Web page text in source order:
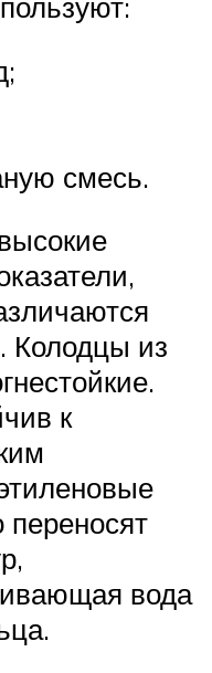
смесь.
Колодцы из
к
переносят
вода